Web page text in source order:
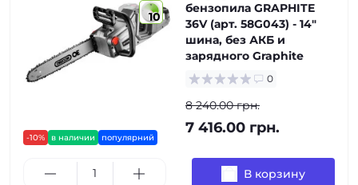
10
-10% в наличии популярний
бензопила GRAPHITE
36V (арт. 58G043) - 14"
шина, без АКБ и
зарядного Graphite
0
8 240.00 грн.
7 416.00 грн.
В корзину